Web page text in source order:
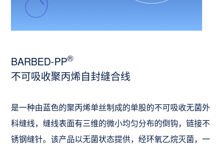
BARBED-PP®
不可吸收聚丙烯自封缝合线
是一种由蓝色的聚丙烯单丝制成的单股的不可吸收无菌外
科缝线，缝线表面有三维的微小均匀分布的倒钩，链接不
锈钢缝针。该产品以无菌状态提供，经环氧乙烷灭菌，一